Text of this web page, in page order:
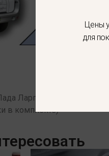
Ларгус (Lada Largus)
в комплекте)
Цены
для